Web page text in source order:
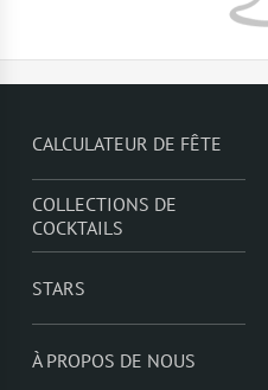
CALCULATEUR DE FÊTE
COLLECTIONS DE
COCKTAILS
STARS
À PROPOS DE NOUS